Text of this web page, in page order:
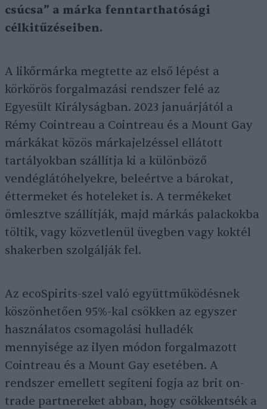
csúcsa” a márka fenntarthatósági
célkitűzéseiben.
A likőrmárka megtette az első lépést a
körkörös forgalmazási rendszer felé az
Egyesült Királyságban. 2023 januárjától a
Rémy Cointreau a Cointreau és a Mount Gay
márkákat közös márkajelzéssel ellátott
tartályokban szállítja ki a különböző
vendéglátóhelyekre, beleértve a bárokat,
éttermeket és hoteleket is. A termékeket
ömlesztve szállítják, majd márkás palackokba
töltik, vagy közvetlenül üvegben vagy koktél
shakerben szolgálják fel.
Az ecoSpirits-szel való együttműködésnek
köszönhetően 95%-kal csökken az egyszer
használatos csomagolási hulladék
mennyisége az ilyen módon forgalmazott
Cointreau és a Mount Gay esetében. A
rendszer emellett segíteni fogja az brit on-
trade partnereket abban, hogy csökkentsék a